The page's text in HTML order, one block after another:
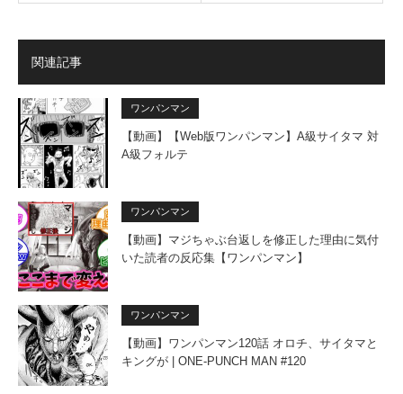
関連記事
ワンパンマン
【動画】【Web版ワンパンマン】A級サイタマ 対
A級フォルテ
ワンパンマン
【動画】マジちゃぶ台返しを修正した理由に気付
いた読者の反応集【ワンパンマン】
ワンパンマン
【動画】ワンパンマン120話 オロチ、サイタマと
キングが | ONE-PUNCH MAN #120